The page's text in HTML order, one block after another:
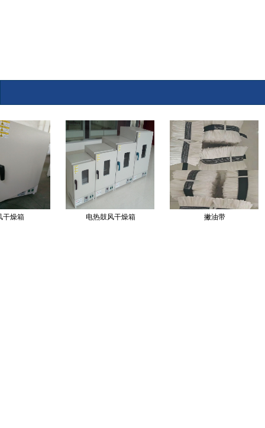
箱 电热鼓风干燥箱 撇油带